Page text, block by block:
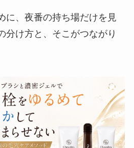
に、夜番の持ち場だけを見
分け方と、そこがつながり